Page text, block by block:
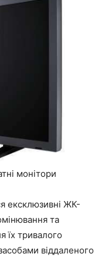
монітори
ексклюзивні ЖК-
та
їх тривалого
віддаленого